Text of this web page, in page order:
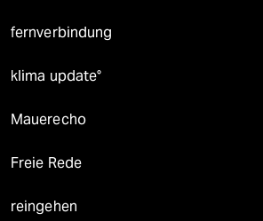
fernverbindung
klima update°
Mauerecho
Freie Rede
reingehen